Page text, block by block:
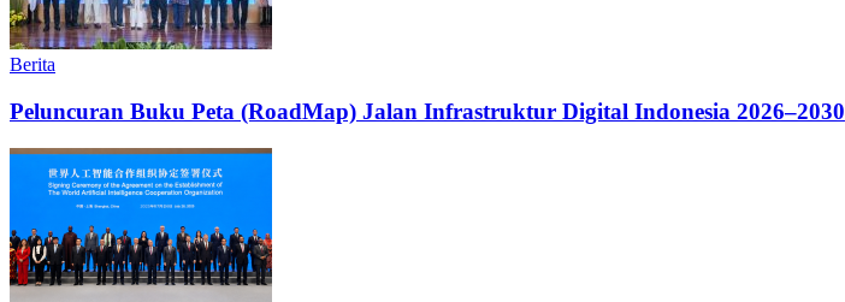
Berita
Peluncuran Buku Peta (RoadMap) Jalan Infrastruktur Digital Indonesia 2026–2030